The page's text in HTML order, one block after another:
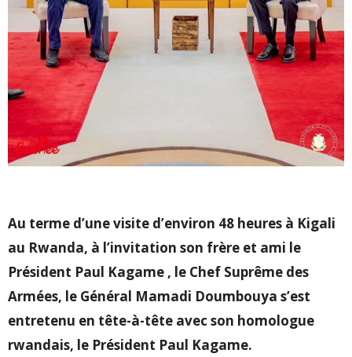
Au terme d’une visite d’environ 48 heures à Kigali
au Rwanda, à l’invitation son frère et ami le
Président Paul Kagame , le Chef Suprême des
Armées, le Général Mamadi Doumbouya s’est
entretenu en tête-à-tête avec son homologue
rwandais, le Président Paul Kagame.